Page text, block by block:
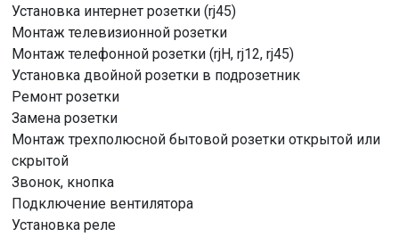
Установка интернет розетки (rj45)
Монтаж телевизионной розетки
Монтаж телефонной розетки (rjH, rj12, rj45)
Установка двойной розетки в подрозетник
Ремонт розетки
Замена розетки
Монтаж трехполюсной бытовой розетки открытой или
скрытой
Звонок, кнопка
Подключение вентилятора
Установка реле